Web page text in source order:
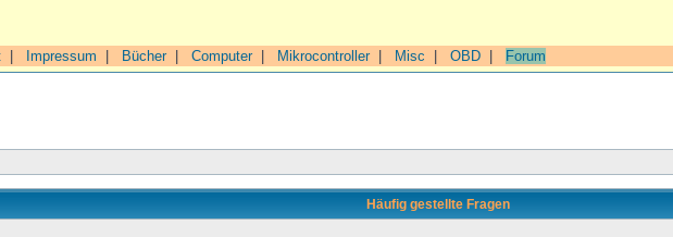
Impressum Bücher| Computer| Mikrocontroller| Misc OBD Forum
Häufig gestellte Fragen